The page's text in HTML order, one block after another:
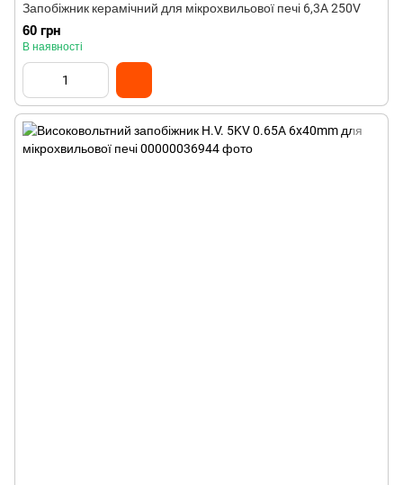
Запобіжник керамічний для мікрохвильової печі 6,3A 250V
60 грн
В наявності